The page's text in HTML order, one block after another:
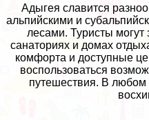
Адыгея славится
альпийскими и
лесами. Туристы
санаториях и домах
комфорта и доступные
воспользоваться
путешествия. В любом